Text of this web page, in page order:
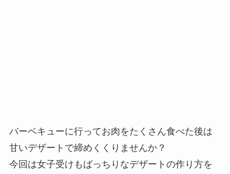
バーベキューに行ってお肉をたくさん食べた後は
甘いデザートで締めくくりませんか？
今回は女子受けもばっちりなデザートの作り方を